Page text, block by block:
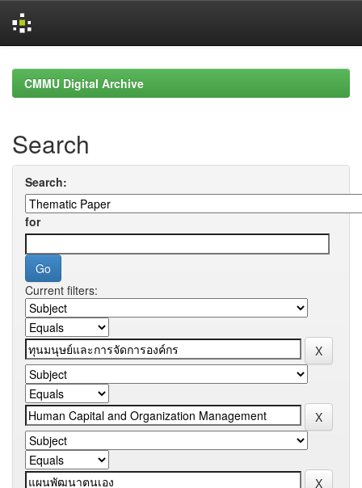
navigationCMMU Digital Archive
Search
Search:
for
Current filters: